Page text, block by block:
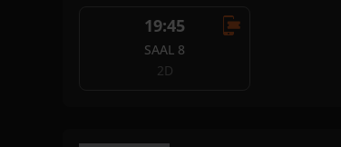
19:45
SAAL 8
2D